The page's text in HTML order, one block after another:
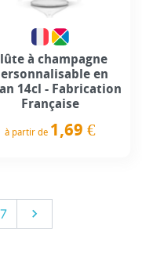
à champagne
en
14cl - Fabrication
Française
à partir de 1,69 €
7 Suivant
